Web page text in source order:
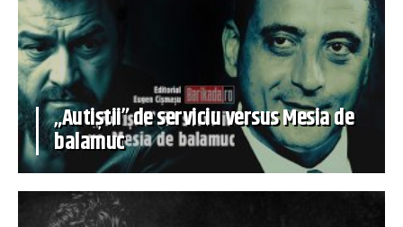
„Autiștii” de serviciu versus Mesia de
balamuc